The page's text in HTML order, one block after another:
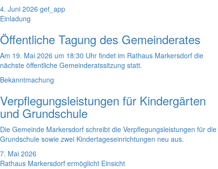
4. Juni 2026 get_app
Einladung
Öffentliche Tagung des Gemeinderates
Am 19. Mai 2026 um 18:30 Uhr findet im Rathaus Markersdorf die
nächste öffentliche Gemeinderatssitzung statt.
Bekanntmachung
Verpflegungsleistungen für Kindergärten
und Grundschule
Die Gemeinde Markersdorf schreibt die Verpflegungsleistungen für die
Grundschule sowie zwei Kindertageseinrichtungen neu aus.
7. Mai 2026
Rathaus Markersdorf ermöglicht Einsicht